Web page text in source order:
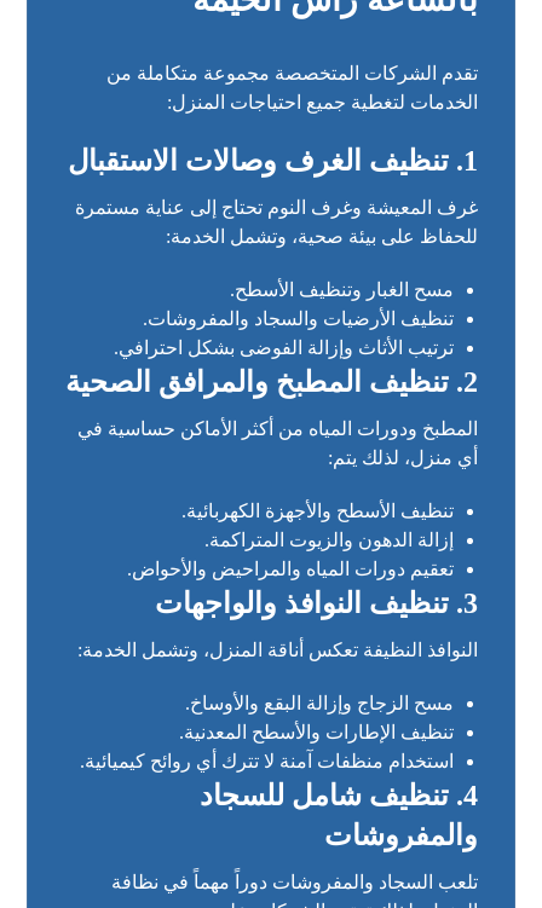
تقدم الشركات المتخصصة مجموعة متكاملة من
الخدمات لتغطية جميع احتياجات المنزل:
1. تنظيف الغرف وصالات الاستقبال
غرف المعيشة وغرف النوم تحتاج إلى عناية مستمرة
للحفاظ على بيئة صحية، وتشمل الخدمة:
مسح الغبار وتنظيف الأسطح.
تنظيف الأرضيات والسجاد والمفروشات.
ترتيب الأثاث وإزالة الفوضى بشكل احترافي.
2. تنظيف المطبخ والمرافق الصحية
المطبخ ودورات المياه من أكثر الأماكن حساسية في
أي منزل، لذلك يتم:
تنظيف الأسطح والأجهزة الكهربائية.
إزالة الدهون والزيوت المتراكمة.
تعقيم دورات المياه والمراحيض والأحواض.
3. تنظيف النوافذ والواجهات
النوافذ النظيفة تعكس أناقة المنزل، وتشمل الخدمة:
مسح الزجاج وإزالة البقع والأوساخ.
تنظيف الإطارات والأسطح المعدنية.
استخدام منظفات آمنة لا تترك أي روائح كيميائية.
4. تنظيف شامل للسجاد
والمفروشات
تلعب السجاد والمفروشات دوراً مهماً في نظافة